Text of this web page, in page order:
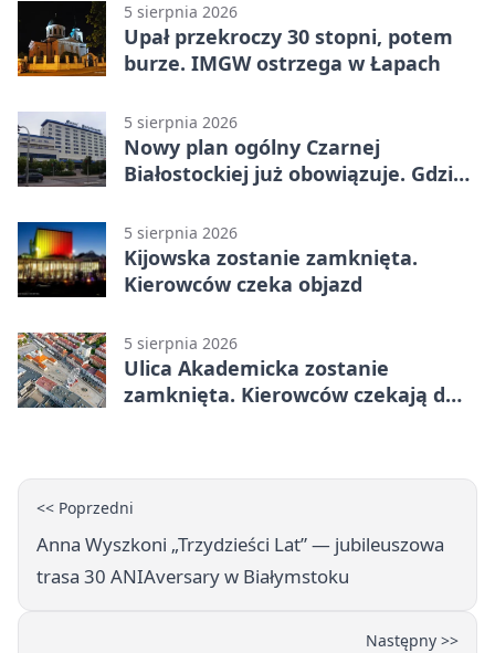
5 sierpnia 2026
Upał przekroczy 30 stopni, potem
burze. IMGW ostrzega w Łapach
5 sierpnia 2026
Nowy plan ogólny Czarnej
Białostockiej już obowiązuje. Gdzie
5 sierpnia 2026
Kijowska zostanie zamknięta.
Kierowców czeka objazd
5 sierpnia 2026
Ulica Akademicka zostanie
zamknięta. Kierowców czekają dwa
<< Poprzedni
Anna Wyszkoni „Trzydzieści Lat” — jubileuszowa
trasa 30 ANIAversary w Białymstoku
Następny >>